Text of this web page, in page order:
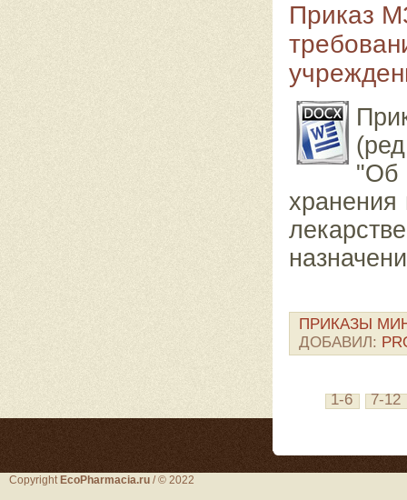
Приказ
"Об
хранения
ПРИКАЗЫ
ДОБАВИЛ:
1-6 7-12
Copyright EcoPharmacia.ru / © 2022